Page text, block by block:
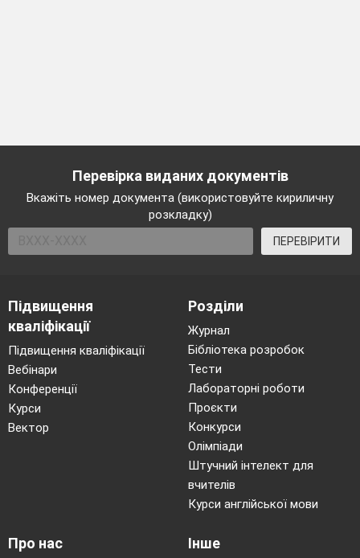
Перевірка виданих документів
Вкажіть номер документа (використовуйте кириличну
розкладку)
ПЕРЕВІРИТИ
Підвищення
кваліфікації
Підвищення кваліфікації
Вебінари
Конференції
Курси
Вектор
Розділи
Журнал
Бібліотека розробок
Тести
Лабораторні роботи
Проєкти
Конкурси
Олімпіади
Штучний інтелект для
вчителів
Курси англійської мови
Про нас Інше